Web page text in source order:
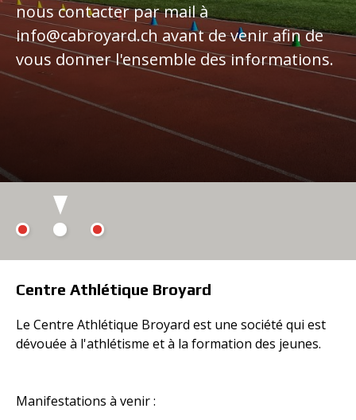
Championnats suisses élites, Zurich, 25-
26.07.26
Articles à lire dans news
nous contacter par mail à
info@cabroyard.ch avant de venir afin de
vous donner l'ensemble des informations.
Site Internet dédié :
https://10kmpayerne.ch/
Eigene Website :
https://10kmpayerne.ch/
Centre Athlétique Broyard
Le Centre Athlétique Broyard est une société qui est
dévouée à l'athlétisme et à la formation des jeunes.
Manifestations à venir :